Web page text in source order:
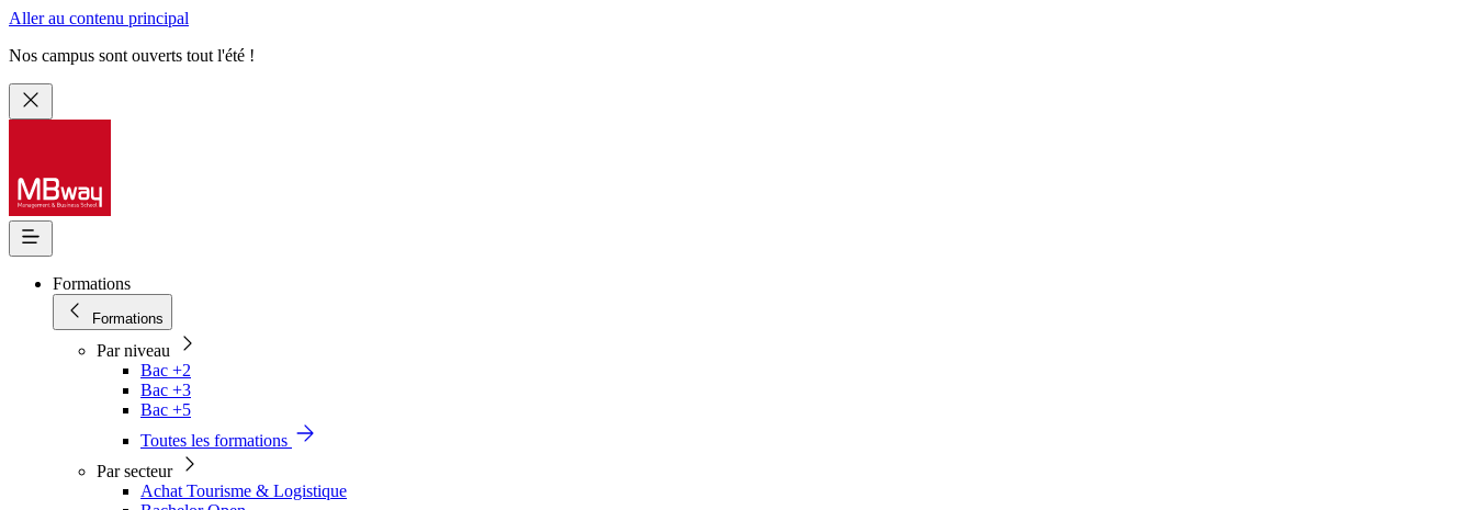
Aller au contenu principal
Nos campus sont ouverts tout l'été !
Formations
Formations
Par niveau
Bac +2
Bac +3
Bac +5
Toutes les formations
Par secteur
Achat Tourisme & Logistique